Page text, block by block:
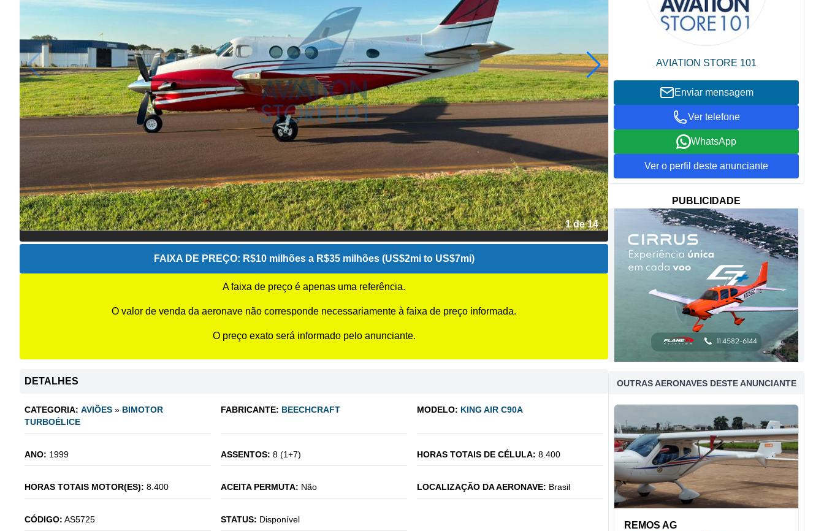
2 de 14
FAIXA DE PREÇO: R$10 milhões a R$35 milhões (US$2mi to US$7mi)
A faixa de preço é apenas uma referência.
O valor de venda da aeronave não corresponde necessariamente à faixa de preço informada.
O preço exato será informado pelo anunciante.
DETALHES
CATEGORIA: AVIÕES » BIMOTOR
TURBOÉLICE
FABRICANTE: BEECHCRAFT MODELO: KING AIR C90A
ANO: 1999 ASSENTOS: 8 (1+7) HORAS TOTAIS DE CÉLULA: 8.400
HORAS TOTAIS MOTOR(ES): 8.400 ACEITA PERMUTA: Não LOCALIZAÇÃO DA AERONAVE: Brasil
CÓDIGO: AS5725 STATUS: Disponível
AVIATION STORE 101
Enviar mensagem
Ver telefone
WhatsApp
Ver o perfil deste anunciante
PUBLICIDADE
OUTRAS AERONAVES DESTE ANUNCIANTE
REMOS AG